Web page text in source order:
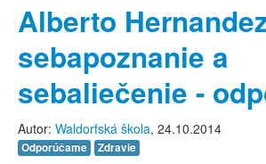
Alberto
sebapoznanie a
sebaliečenie -
Autor: Waldorfská škola, 24.10.2014
Odporúčame Zdravie